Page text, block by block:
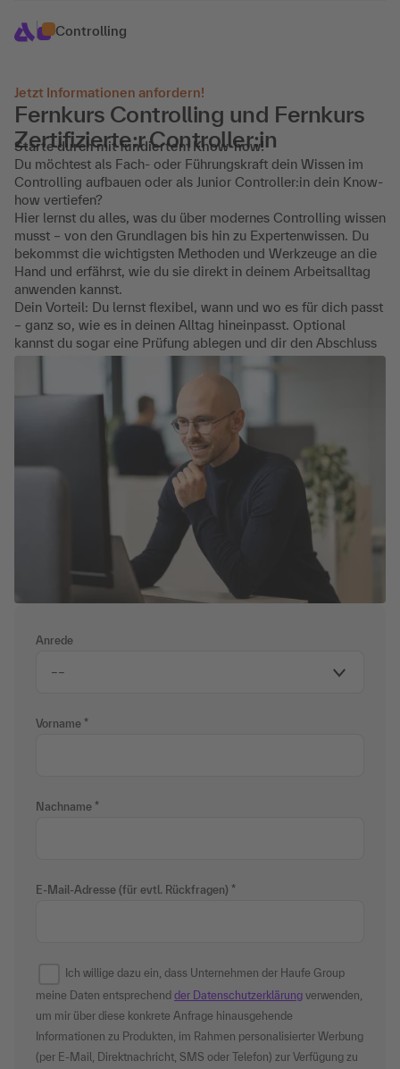
Controlling
Jetzt Informationen anfordern!
Fernkurs Controlling und Fernkurs
Zertifizierte:r Controller:in
Starte durch mit fundiertem Know-how!
Du möchtest als Fach- oder Führungskraft dein Wissen im
Controlling aufbauen oder als Junior Controller:in dein Know-
how vertiefen?
Hier lernst du alles, was du über modernes Controlling wissen
musst – von den Grundlagen bis hin zu Expertenwissen. Du
bekommst die wichtigsten Methoden und Werkzeuge an die
Hand und erfährst, wie du sie direkt in deinem Arbeitsalltag
anwenden kannst.
Dein Vorteil: Du lernst flexibel, wann und wo es für dich passt
– ganz so, wie es in deinen Alltag hineinpasst. Optional
kannst du sogar eine Prüfung ablegen und dir den Abschluss
Zertifizierte:r Controller:insichern!
Anrede
Vorname
Nachname
E-Mail-Adresse (für evtl. Rückfragen)
Ich willige dazu ein, dass Unternehmen der Haufe Group
meine Daten entsprechend der Datenschutzerklärung verwenden,
um mir über diese konkrete Anfrage hinausgehende
Informationen zu Produkten, im Rahmen personalisierter Werbung
(per E-Mail, Direktnachricht, SMS oder Telefon) zur Verfügung zu